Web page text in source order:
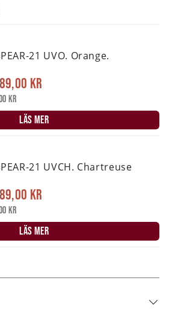
21 UVO. Orange.
89,00 kr
kr
LÄS MER
21 UVCH. Chartreuse
89,00 kr
kr
LÄS MER